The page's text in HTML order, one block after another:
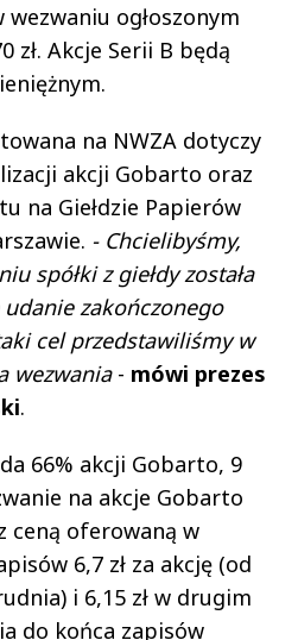
wezwaniu ogłoszonym
zł. Akcje Serii B będą
na NWZA dotyczy
akcji Gobarto oraz
na Giełdzie Papierów
- Chcielibyśmy,
spółki z giełdy została
zakończonego
cel przedstawiliśmy w
wezwania- mówi prezes
.
66% akcji Gobarto, 9
na akcje Gobarto
ceną oferowaną w
6,7 zł za akcję (od
i 6,15 zł w drugim
do końca zapisów